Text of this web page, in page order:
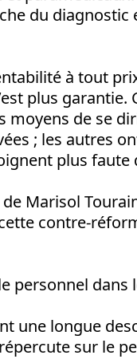
du diagnostic
à tout
plus garantie.
moyens de se
; les autres
plus faute
Marisol
contre-
personnel dans
une longue
sur le